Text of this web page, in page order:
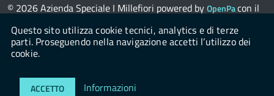
© 2026Azienda Speciale I Millefiori powered byOpenPacon il
Questo sito utilizza cookie tecnici, analytics e di terze
parti. Proseguendo nella navigazione accetti l’utilizzo dei
cookie.
ACCETTO Informazioni